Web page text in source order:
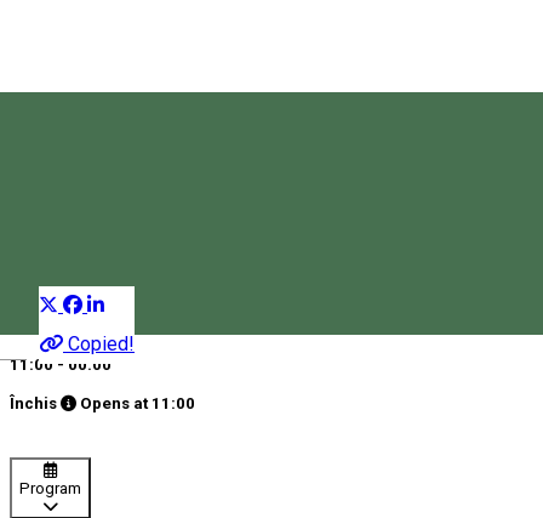
Magyar Copied!
11:00 - 00:00
Închis Opens at 11:00
Program